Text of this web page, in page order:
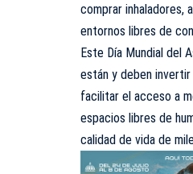
comprar inhaladores,
entornos libres de
Este Día Mundial del
están y deben
facilitar el acceso a
espacios libres de
calidad de vida de